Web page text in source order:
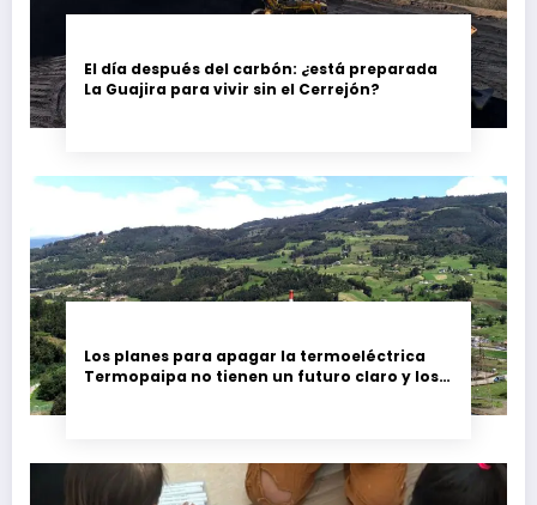
El día después del carbón: ¿está preparada
La Guajira para vivir sin el Cerrejón?
Los planes para apagar la termoeléctrica
Termopaipa no tienen un futuro claro y los